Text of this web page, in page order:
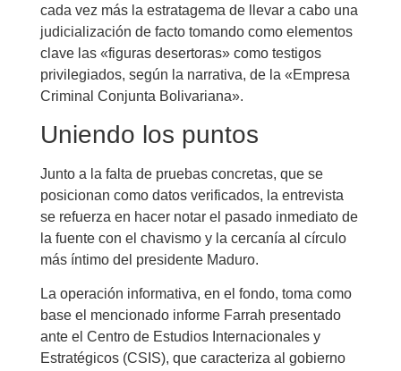
cada vez más la estratagema de llevar a cabo una
judicialización de facto tomando como elementos
clave las «figuras desertoras» como testigos
privilegiados, según la narrativa, de la «Empresa
Criminal Conjunta Bolivariana».
Uniendo los puntos
Junto a la falta de pruebas concretas, que se
posicionan como datos verificados, la entrevista
se refuerza en hacer notar el pasado inmediato de
la fuente con el chavismo y la cercanía al círculo
más íntimo del presidente Maduro.
La operación informativa, en el fondo, toma como
base el mencionado informe Farrah presentado
ante el Centro de Estudios Internacionales y
Estratégicos (CSIS), que caracteriza al gobierno